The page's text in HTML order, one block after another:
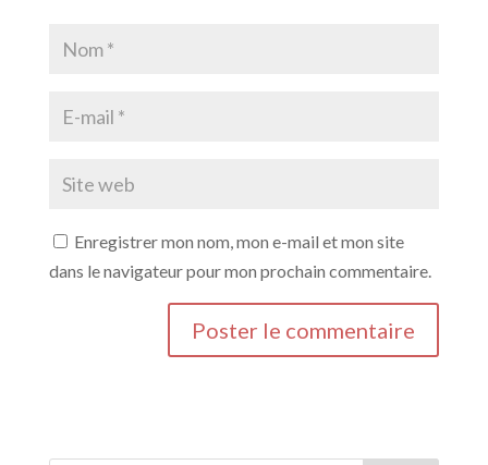
Enregistrer mon nom, mon e-mail et mon site
dans le navigateur pour mon prochain commentaire.